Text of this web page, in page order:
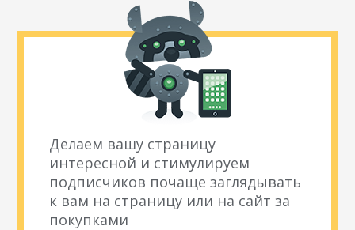
Делаем вашу страницу
интересной и стимулируем
подписчиков почаще заглядывать
к вам на страницу или на сайт за
покупками